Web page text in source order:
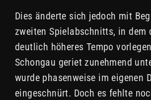
Dies änderte sich jedoch mit
zweiten Spielabschnitts, in dem
deutlich höheres Tempo
Schongau geriet zunehmend
wurde phasenweise im eigenen
eingeschnürt. Doch es fehlte